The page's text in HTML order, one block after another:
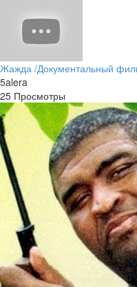
Жажда /Документальный
5alera
25 Просмотры